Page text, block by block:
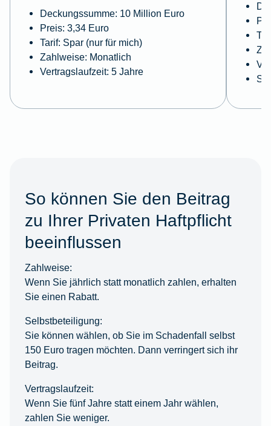
Deckungssumme: 10 Million Euro
Preis: 3,34 Euro
Tarif: Spar (nur für mich)
Zahlweise: Monatlich
Vertragslaufzeit: 5 Jahre
So können Sie den Beitrag
zu Ihrer Privaten Haftpflicht
beeinflussen
Zahlweise:
Wenn Sie jährlich statt monatlich zahlen, erhalten
Sie einen Rabatt.
Selbstbeteiligung:
Sie können wählen, ob Sie im Schadenfall selbst
150 Euro tragen möchten. Dann verringert sich ihr
Beitrag.
Vertragslaufzeit:
Wenn Sie fünf Jahre statt einem Jahr wählen,
zahlen Sie weniger.